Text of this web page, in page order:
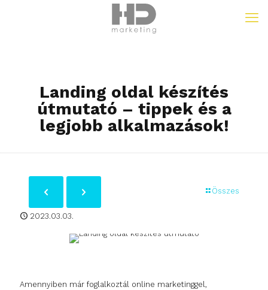
Landing oldal készítés
útmutató – tippek és a
legjobb alkalmazások!
Összes
2023.03.03.
Amennyiben már foglalkoztál online marketinggel,